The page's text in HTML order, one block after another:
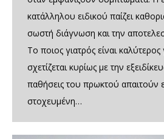
κατάλληλου ειδικού παίζει
σωστή διάγνωση και την
Το ποιος γιατρός είναι καλύτερος
σχετίζεται κυρίως με την
παθήσεις του πρωκτού απαιτούν
στοχευμένη…